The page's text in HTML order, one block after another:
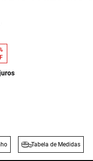
Tabela de Medidas